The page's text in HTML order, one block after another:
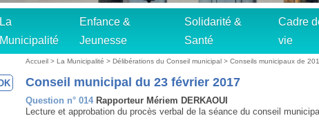
La
Municipalité
Enfance &
Jeunesse
Solidarité &
Santé
Cadre
vie
Accueil >La Municipalité>Délibérations du Conseil municipal>Conseils municipaux de
Conseil municipal du 23 février 2017
Question n° 014 Rapporteur Mériem DERKAOUI
Lecture et approbation du procès verbal de la séance du conseil